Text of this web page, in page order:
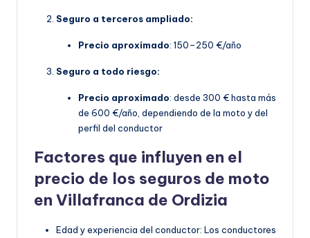
Seguro a terceros ampliado:
Precio aproximado: 150–250 €/año
Seguro a todo riesgo:
Precio aproximado: desde 300 € hasta más
de 600 €/año, dependiendo de la moto y del
perfil del conductor
Factores que influyen en el
precio de los seguros de moto
en Villafranca de Ordizia
Edad y experiencia del conductor: Los conductores